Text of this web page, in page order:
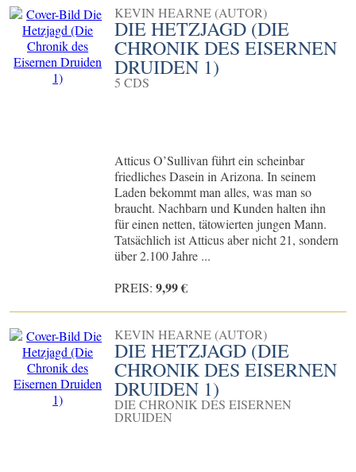
KEVIN HEARNE (AUTOR)
DIE HETZJAGD (DIE
CHRONIK DES EISERNEN
DRUIDEN 1)
5 CDS
Atticus O’Sullivan führt ein scheinbar
friedliches Dasein in Arizona. In seinem
Laden bekommt man alles, was man so
braucht. Nachbarn und Kunden halten ihn
für einen netten, tätowierten jungen Mann.
Tatsächlich ist Atticus aber nicht 21, sondern
über 2.100 Jahre ...
PREIS: 9,99 €
KEVIN HEARNE (AUTOR)
DIE HETZJAGD (DIE
CHRONIK DES EISERNEN
DRUIDEN 1)
DIE CHRONIK DES EISERNEN
DRUIDEN